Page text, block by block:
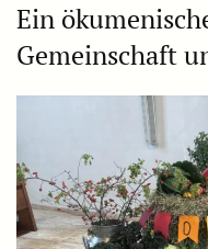
Ein
Gemeinschaft